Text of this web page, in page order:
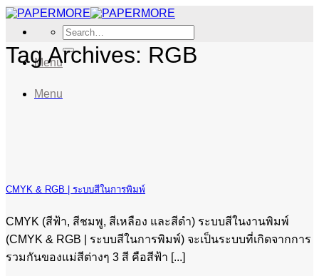
Skip
content
Search
for:
Menu
Menu
Tag Archives: RGB
CMYK & RGB | ระบบสีในการพิมพ์
CMYK (สีฟ้า, สีชมพู, สีเหลือง และสีดำ) ระบบสีในงานพิมพ์
(CMYK & RGB | ระบบสีในการพิมพ์) จะเป็นระบบที่เกิดจากการ
รวมกันของแม่สีต่างๆ 3 สี คือสีฟ้า [...]